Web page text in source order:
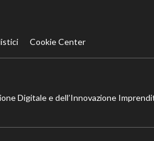
Cookie Center
Digitale e dell’Innovazione